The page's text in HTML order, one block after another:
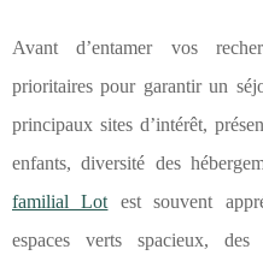
Avant d’entamer vos
prioritaires pour garantir un
principaux sites d’intérêt,
enfants, diversité des
familial Lot est souvent
espaces verts spacieux, des